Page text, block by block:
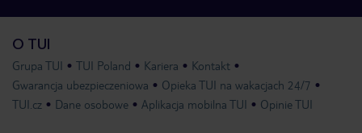
O TUI
Grupa TUI TUI Poland Kariera
Kontakt
Gwarancja ubezpieczeniowa
Opieka TUI na wakacjach 24/7
TUI.cz
Dane osobowe Aplikacja mobilna TUI Opinie TUI